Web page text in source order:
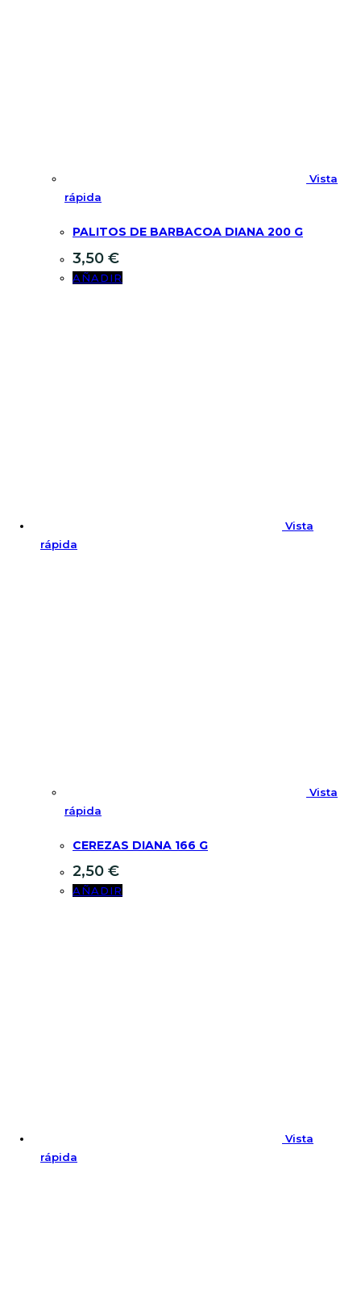
Vista
rápida
PALITOS DE BARBACOA DIANA 200 G
3,50 €
AÑADIR
Vista
rápida
Vista
rápida
CEREZAS DIANA 166 G
2,50 €
AÑADIR
Vista
rápida